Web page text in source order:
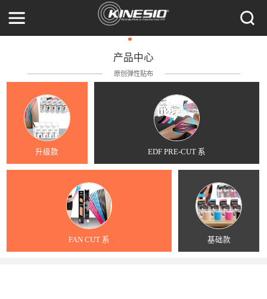
产品中心
原创弹性贴布
升级款 EDF PRE-CUT 系
FAN CUT 系 基础款